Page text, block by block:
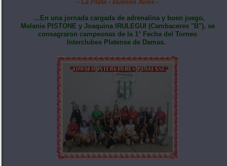
- La Plata - Buenos Aires -
…En una jornada cargada de adrenalina y buen juego,
Melanie PISTONE y Joaquina IRULEGUI (Cambaceres "B"), se
consagraron campeonas de la 1° Fecha del Torneo
Interclubes Platense de Damas.